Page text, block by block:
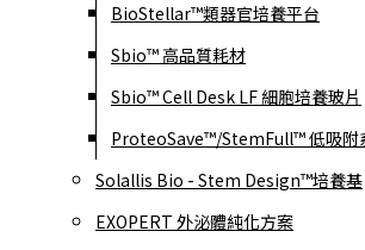
BioStellar™類器官培養平台
Sbio™ 高品質耗材
Sbio™ Cell Desk LF 細胞培養玻片
ProteoSave™/StemFull™ 低吸附
Solallis Bio - Stem Design™培養基
EXOPERT 外泌體純化方案